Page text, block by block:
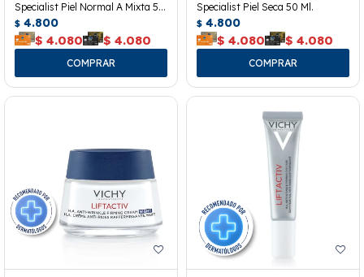
Specialist Piel Normal A Mixta 50
Ml.
$ 4.800
$ 4.080 $ 4.080
Specialist Piel Seca 50 Ml.
$ 4.800
$ 4.080 $ 4.080